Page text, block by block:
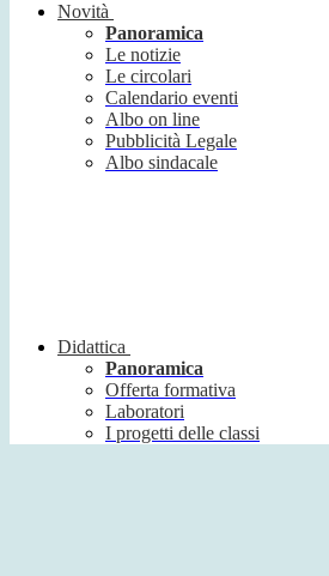
Novità
Panoramica
Le notizie
Le circolari
Calendario eventi
Albo on line
Pubblicità Legale
Albo sindacale
Didattica
Panoramica
Offerta formativa
Laboratori
I progetti delle classi